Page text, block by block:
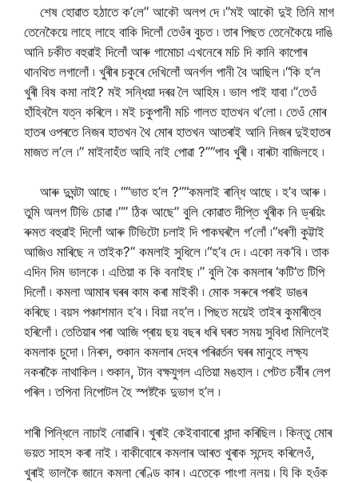
শেষ হোৱাত হঠাতে ক’লে” আকৌ অলপ দে ৷”মই আকৌ দুই তিনি মাগ
তেনেকৈয়ে লাহে লাহে বাকি দিলোঁ তেওঁৰ বুচত ৷ তাৰ পিছত তেনেকৈয়ে দাঙি
আনি চকীত বহুৱাই দিলোঁ আৰু গামোচা এখনেৰে মচি দি কানি কাপোৰ
থানথিত লগালোঁ ৷ খুৰীৰ চকুৰে দেখিলোঁ অনৰ্গল পানী বৈ আছিল ৷“কি হ’ল
খুৰী বিষ কমা নাই? মই সন্ধিয়া দৰৱ লৈ আহিম ৷ ভাল পাই যাবা ৷”তেওঁ
হাঁহিবলৈ যত্ন কৰিলে ৷ মই চকুপানী মচি গালত হাতখন থ’লো ৷ তেওঁ মোৰ
হাতৰ ওপৰতে নিজৰ হাতখন থৈ মোৰ হাতখন আতৰাই আনি নিজৰ দুইহাতৰ
মাজত ল’লে ৷” মাইনাহঁত আহি নাই পোৱা ?”“পাব খুৰী ৷ বাৰটা বাজিলহে ৷
আৰু দুঘন্টা আছে ৷ ““ভাত হ’ল ?”“কমলাই ৰান্ধি আছে ৷ হ’ব আৰু ৷
তুমি অলপ টিভি চোৱা ৷”” ঠিক আছে” বুলি কোৱাত দীপ্তি খুৰীক নি ড্ৰয়িং
ৰুমত বহুৱাই দিলোঁ আৰু টিভিটো চলাই দি পাকঘৰলৈ গ’লোঁ ৷“ধৰণী কুট্টাই
আজিও মাৰিছে ন তাইক?” কমলাই সুধিলে ৷“হ’ব দে ৷ একো নক’বি ৷ তাক
এদিন দিম ভালকে ৷ এতিয়া ক কি বনাইছ ৷” বুলি কৈ কমলাৰ ‘কটি’ত টিপি
দিলোঁ ৷ কমলা আমাৰ ঘৰৰ কাম কৰা মাইকী ৷ মোক সৰুৰে পৰাই ডাঙৰ
কৰিছে ৷ বয়স পঞ্চাশমান হ’ব ৷ বিয়া নহ’ল ৷ পিছত ময়েই তাইৰ কুমাৰীত্ব
হৰিলোঁ ৷ তেতিয়াৰ পৰা আজি প্ৰায় ছয় বছৰ ধৰি ঘৰত সময় সুবিধা মিলিলেই
কমলাক চুদো ৷ নিৰস, শুকান কমলাৰ দেহৰ পৰিৱৰ্তন ঘৰৰ মানুহে লক্ষ্য
নকৰাকৈ নাথাকিল ৷ শুকান, টান বক্ষযুগল এতিয়া মঙহাল ৷ পেটত চৰ্বীৰ লেপ
পৰিল ৷ তপিনা নিপোটল হৈ স্পষ্টকৈ দুভাগ হ’ল ৷
শাৰী পিন্ধিলে নাচাই নোৱাৰি ৷ খুৰাই কেইবাবাৰো ধান্দা কৰিছিল ৷ কিন্তু মোৰ
ভয়ত সাহস কৰা নাই ৷ বাকীবোৰে কমলাৰ আৰত খুৰাক সন্দেহ কৰিলেওঁ,
খুৰাই ভালকৈ জানে কমলা ৰেণ্ডি কাৰ ৷ এতেকে পাংগা নলয় ৷ যি কি হওঁক